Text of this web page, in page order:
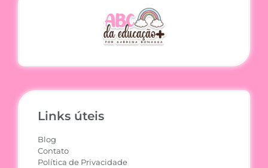
Links úteis
Blog
Contato
Política de Privacidade